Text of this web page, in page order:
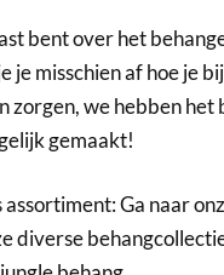
bent over het
je misschien af hoe je
zorgen, we hebben het
gemaakt!
assortiment: Ga naar
diverse